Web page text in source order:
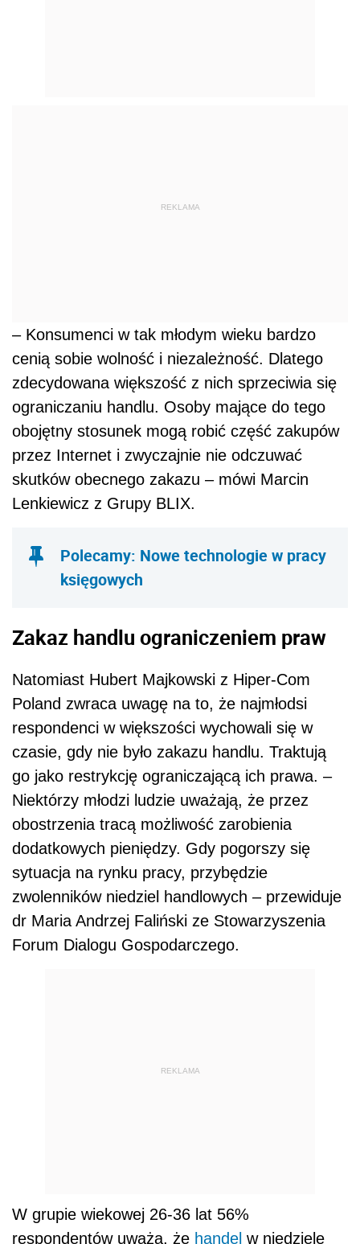
REKLAMA
– Konsumenci w tak młodym wieku bardzo
cenią sobie wolność i niezależność. Dlatego
zdecydowana większość z nich sprzeciwia się
ograniczaniu handlu. Osoby mające do tego
obojętny stosunek mogą robić część zakupów
przez Internet i zwyczajnie nie odczuwać
skutków obecnego zakazu – mówi Marcin
Lenkiewicz z Grupy BLIX.
Polecamy: Nowe technologie w pracy
księgowych
Zakaz handlu ograniczeniem praw
Natomiast Hubert Majkowski z Hiper-Com
Poland zwraca uwagę na to, że najmłodsi
respondenci w większości wychowali się w
czasie, gdy nie było zakazu handlu. Traktują
go jako restrykcję ograniczającą ich prawa. –
Niektórzy młodzi ludzie uważają, że przez
obostrzenia tracą możliwość zarobienia
dodatkowych pieniędzy. Gdy pogorszy się
sytuacja na rynku pracy, przybędzie
zwolenników niedziel handlowych – przewiduje
dr Maria Andrzej Faliński ze Stowarzyszenia
Forum Dialogu Gospodarczego.
REKLAMA
W grupie wiekowej 26-36 lat 56%
respondentów uważa, że handel w niedziele